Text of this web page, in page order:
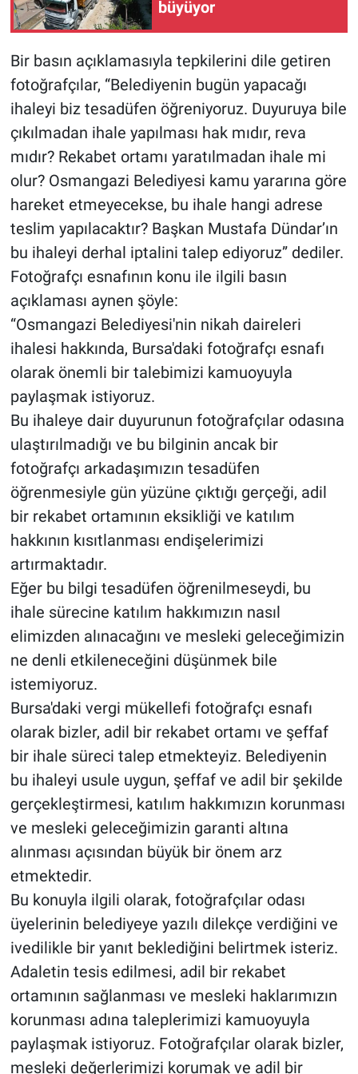
büyüyor
Bir basın açıklamasıyla tepkilerini dile getiren
fotoğrafçılar, “Belediyenin bugün yapacağı
ihaleyi biz tesadüfen öğreniyoruz. Duyuruya bile
çıkılmadan ihale yapılması hak mıdır, reva
mıdır? Rekabet ortamı yaratılmadan ihale mi
olur? Osmangazi Belediyesi kamu yararına göre
hareket etmeyecekse, bu ihale hangi adrese
teslim yapılacaktır? Başkan Mustafa Dündar’ın
bu ihaleyi derhal iptalini talep ediyoruz” dediler.
Fotoğrafçı esnafının konu ile ilgili basın
açıklaması aynen şöyle:
“Osmangazi Belediyesi'nin nikah daireleri
ihalesi hakkında, Bursa'daki fotoğrafçı esnafı
olarak önemli bir talebimizi kamuoyuyla
paylaşmak istiyoruz.
Bu ihaleye dair duyurunun fotoğrafçılar odasına
ulaştırılmadığı ve bu bilginin ancak bir
fotoğrafçı arkadaşımızın tesadüfen
öğrenmesiyle gün yüzüne çıktığı gerçeği, adil
bir rekabet ortamının eksikliği ve katılım
hakkının kısıtlanması endişelerimizi
artırmaktadır.
Eğer bu bilgi tesadüfen öğrenilmeseydi, bu
ihale sürecine katılım hakkımızın nasıl
elimizden alınacağını ve mesleki geleceğimizin
ne denli etkileneceğini düşünmek bile
istemiyoruz.
Bursa'daki vergi mükellefi fotoğrafçı esnafı
olarak bizler, adil bir rekabet ortamı ve şeffaf
bir ihale süreci talep etmekteyiz. Belediyenin
bu ihaleyi usule uygun, şeffaf ve adil bir şekilde
gerçekleştirmesi, katılım hakkımızın korunması
ve mesleki geleceğimizin garanti altına
alınması açısından büyük bir önem arz
etmektedir.
Bu konuyla ilgili olarak, fotoğrafçılar odası
üyelerinin belediyeye yazılı dilekçe verdiğini ve
ivedilikle bir yanıt beklediğini belirtmek isteriz.
Adaletin tesis edilmesi, adil bir rekabet
ortamının sağlanması ve mesleki haklarımızın
korunması adına taleplerimizi kamuoyuyla
paylaşmak istiyoruz. Fotoğrafçılar olarak bizler,
mesleki değerlerimizi korumak ve adil bir